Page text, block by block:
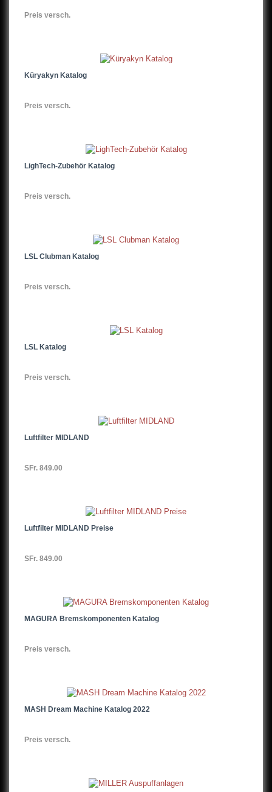
Preis versch.
Küryakyn Katalog
Preis versch.
LighTech-Zubehör Katalog
Preis versch.
LSL Clubman Katalog
Preis versch.
LSL Katalog
Preis versch.
Luftfilter MIDLAND
SFr. 849.00
Luftfilter MIDLAND Preise
SFr. 849.00
MAGURA Bremskomponenten Katalog
Preis versch.
MASH Dream Machine Katalog 2022
Preis versch.